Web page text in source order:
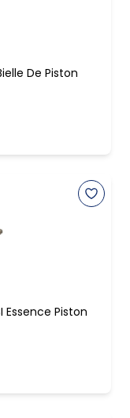
De Piston
Essence Piston